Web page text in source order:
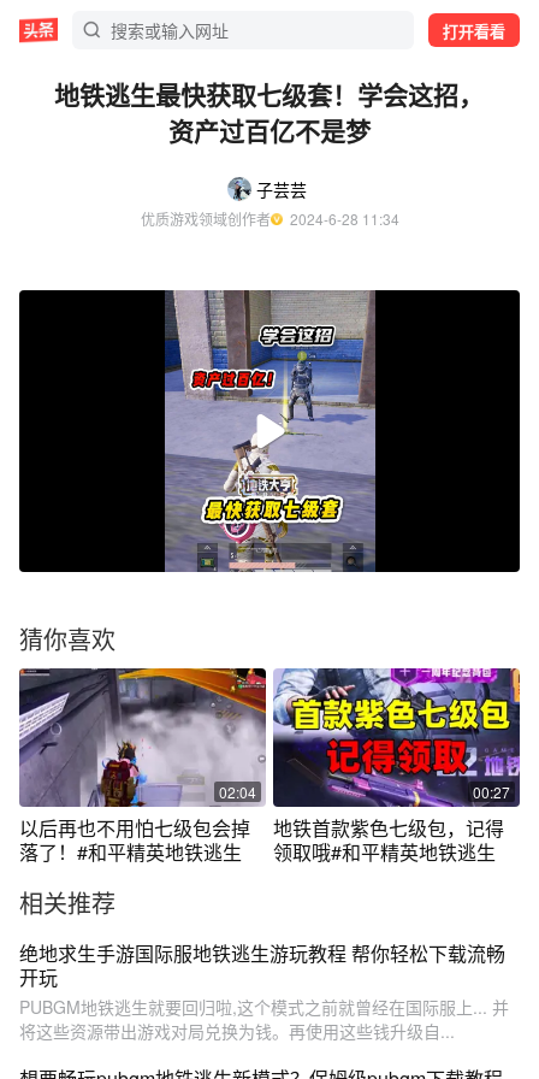
打开看看
地铁逃生最快获取七级套！学会这招，
资产过百亿不是梦
子芸芸
优质游戏领域创作者
  2024-6-28 11:34
猜你喜欢
02:04
以后再也不用怕七级包会掉
落了！#和平精英地铁逃生
00:27
地铁首款紫色七级包，记得
领取哦#和平精英地铁逃生
相关推荐
绝地求生手游国际服地铁逃生游玩教程 帮你轻松下载流畅
开玩
PUBGM地铁逃生就要回归啦,这个模式之前就曾经在国际服上... 并
将这些资源带出游戏对局兑换为钱。再使用这些钱升级自...